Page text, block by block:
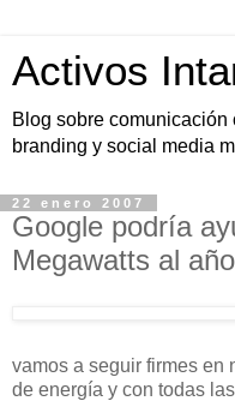
Activos
Blog sobre
branding y social media
22 enero 2007
Google podría
Megawatts al año
vamos a seguir firmes en
de energía y con todas